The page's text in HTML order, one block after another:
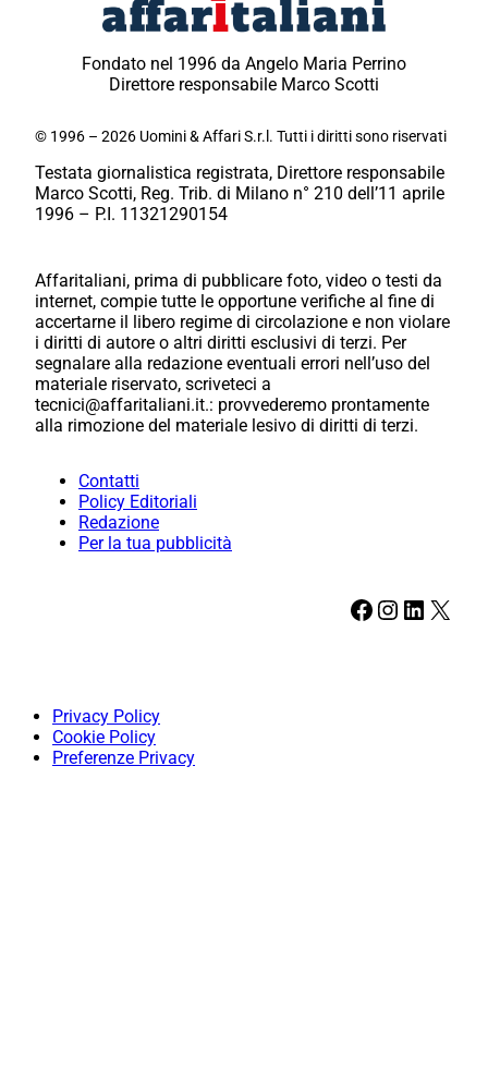
Fondato nel 1996 da Angelo Maria Perrino
Direttore responsabile Marco Scotti
© 1996 – 2026 Uomini & Affari S.r.l. Tutti i diritti sono riservati
Testata giornalistica registrata, Direttore responsabile
Marco Scotti, Reg. Trib. di Milano n° 210 dell’11 aprile
1996 – P.I. 11321290154
Affaritaliani, prima di pubblicare foto, video o testi da
internet, compie tutte le opportune verifiche al fine di
accertarne il libero regime di circolazione e non violare
i diritti di autore o altri diritti esclusivi di terzi. Per
segnalare alla redazione eventuali errori nell’uso del
materiale riservato, scriveteci a
tecnici@affaritaliani.it.: provvederemo prontamente
alla rimozione del materiale lesivo di diritti di terzi.
Contatti
Policy Editoriali
Redazione
Per la tua pubblicità
Facebook Instagram LinkedIn X
Privacy Policy
Cookie Policy
Preferenze Privacy